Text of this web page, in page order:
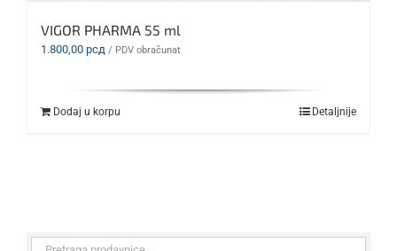
VIGOR PHARMA 55 ml
1.800,00 рсд / PDV obračunat
Dodaj u korpu Detaljnije